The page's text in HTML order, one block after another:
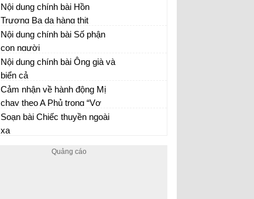
Nội dung chính bài Hồn
Trương Ba da hàng thịt
Nội dung chính bài Số phận
con người
Nội dung chính bài Ông già và
biển cả
Cảm nhận về hành động Mị
chạy theo A Phủ trong “Vợ
chồng A Phủ” của Tô Hoài
Tác phẩm Vợ chồng A Phủ
Soạn bài Chiếc thuyền ngoài
xa